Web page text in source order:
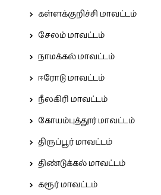
கள்ளக்குறிச்சி மாவட்டம்
சேலம் மாவட்டம்
நாமக்கல் மாவட்டம்
ஈரோடு மாவட்டம்
நீலகிரி மாவட்டம்
கோயம்புத்தூர் மாவட்டம்
திருப்பூர் மாவட்டம்
திண்டுக்கல் மாவட்டம்
கரூர் மாவட்டம்